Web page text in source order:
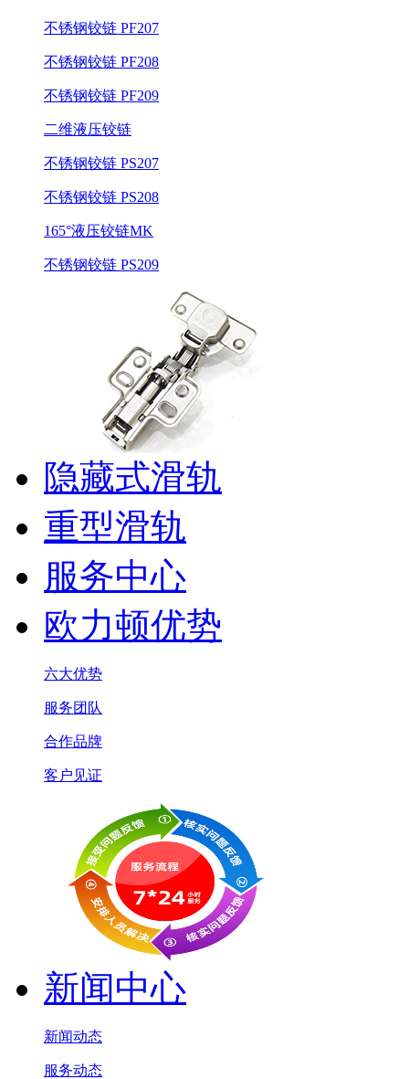
不锈钢铰链 PF207
不锈钢铰链 PF208
不锈钢铰链 PF209
二维液压铰链
不锈钢铰链 PS207
不锈钢铰链 PS208
165°液压铰链MK
不锈钢铰链 PS209
隐藏式滑轨
重型滑轨
服务中心
欧力顿优势
六大优势
服务团队
合作品牌
客户见证
新闻中心
新闻动态
服务动态